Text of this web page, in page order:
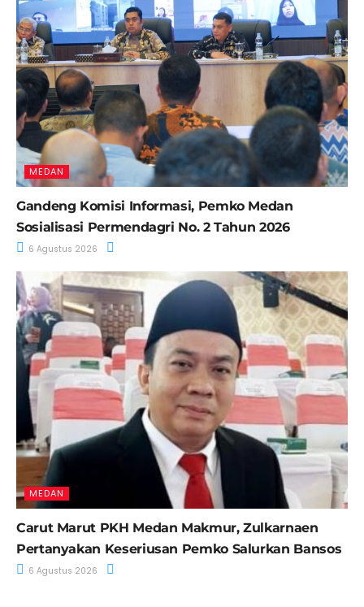
MEDAN
Gandeng Komisi Informasi, Pemko Medan
Sosialisasi Permendagri No. 2 Tahun 2026
6 Agustus 2026
MEDAN
Carut Marut PKH Medan Makmur, Zulkarnaen
Pertanyakan Keseriusan Pemko Salurkan Bansos
6 Agustus 2026